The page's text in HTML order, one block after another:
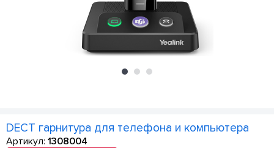
DECT гарнитура для телефона и компьютера
Артикул: 1308004